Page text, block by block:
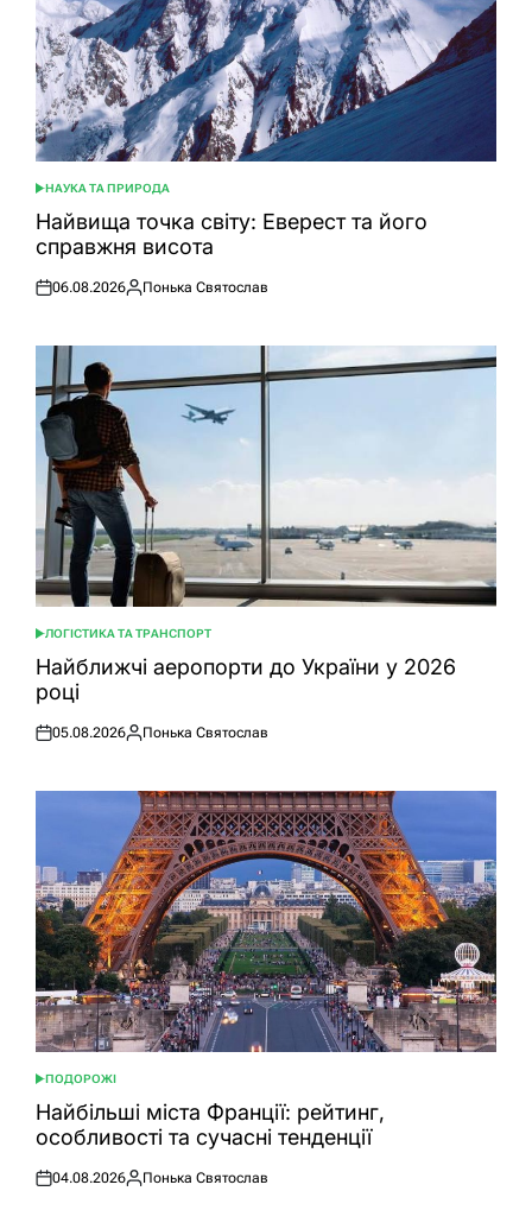
ОПУБЛІКУВАТИ
У
НАУКА ТА ПРИРОДА
Найвища точка світу: Еверест та його
справжня висота
Оприлюднено
06.08.2026
Опубліковано
Понька Святослав
ОПУБЛІКУВАТИ
У
ЛОГІСТИКА ТА ТРАНСПОРТ
Найближчі аеропорти до України у 2026
році
Оприлюднено
05.08.2026
Опубліковано
Понька Святослав
ОПУБЛІКУВАТИ
У
ПОДОРОЖІ
Найбільші міста Франції: рейтинг,
особливості та сучасні тенденції
Оприлюднено
04.08.2026
Опубліковано
Понька Святослав